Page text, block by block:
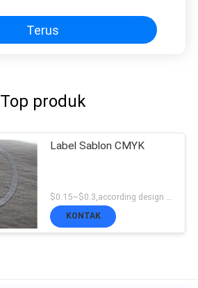
Terus
Top produk
Label Sablon CMYK
$0.15~$0.3,according design MOQ:500pce per
KONTAK